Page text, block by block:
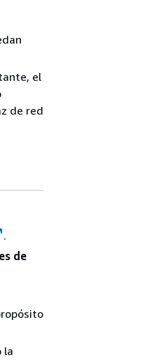
el
de red
.
de
la